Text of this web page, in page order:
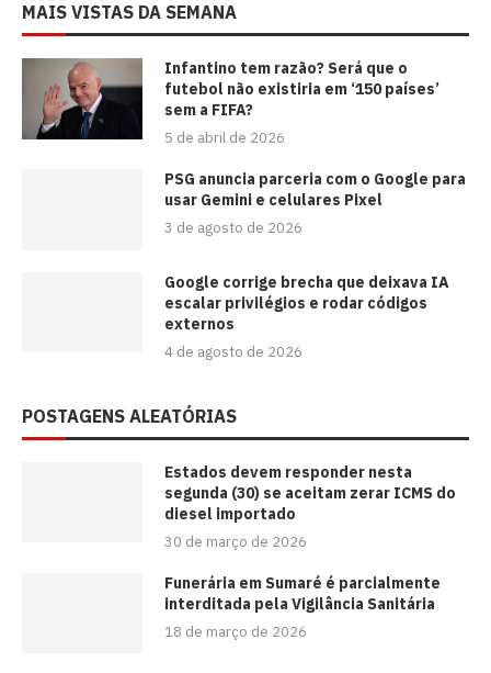
MAIS VISTAS DA SEMANA
⁠Infantino tem razão? Será que o
futebol não existiria em ‘150 países’
sem a FIFA?
5 de abril de 2026
PSG anuncia parceria com o Google para
usar Gemini e celulares Pixel
3 de agosto de 2026
Google corrige brecha que deixava IA
escalar privilégios e rodar códigos
externos
4 de agosto de 2026
POSTAGENS ALEATÓRIAS
Estados devem responder nesta
segunda (30) se aceitam zerar ICMS do
diesel importado
30 de março de 2026
Funerária em Sumaré é parcialmente
interditada pela Vigilância Sanitária
18 de março de 2026